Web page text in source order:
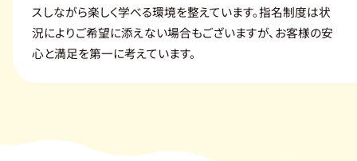
スしながら楽しく学べる環境を整えています。指名制度は状
況によりご希望に添えない場合もございますが、お客様の安
心と満足を第一に考えています。